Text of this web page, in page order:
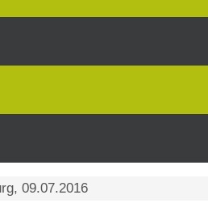
09.07.2016